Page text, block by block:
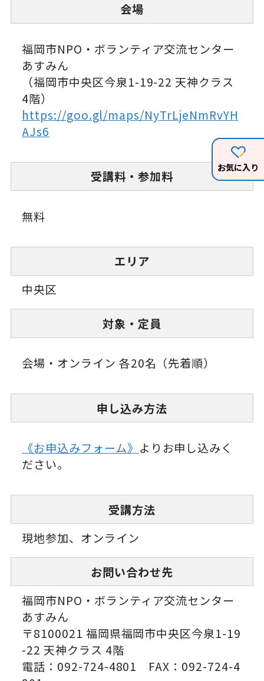
お気に入り
会場
福岡市NPO・ボランティア交流センター
あすみん
（福岡市中央区今泉1-19-22 天神クラス
4階）
https://goo.gl/maps/NyTrLjeNmRvYH
AJs6
受講料・参加料
無料
エリア
中央区
対象・定員
会場・オンライン 各20名（先着順）
申し込み方法
《お申込みフォーム》 よりお申し込みく
ださい。
受講方法
現地参加、オンライン
お問い合わせ先
福岡市NPO・ボランティア交流センター
あすみん
〒8100021 福岡県福岡市中央区今泉1-19
-22 天神クラス 4階
電話：092-724-4801 FAX：092-724-4